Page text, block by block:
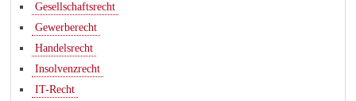
Gesellschaftsrecht
Gewerberecht
Handelsrecht
Insolvenzrecht
IT-Recht